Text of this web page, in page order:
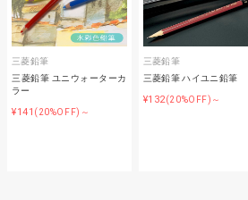
三菱鉛筆
三菱鉛筆 ユニウォーターカ
ラー
¥141 (20%OFF)～
三菱鉛筆
三菱鉛筆 ハイユニ鉛筆
¥132(20%OFF)～